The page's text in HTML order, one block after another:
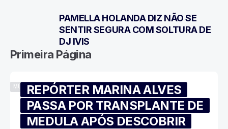
PAMELLA HOLANDA DIZ NÃO SE
SENTIR SEGURA COM SOLTURA DE
DJ IVIS
Primeira Página
MÚSICAREPÓRTER MARINA ALVES
PASSA POR TRANSPLANTE DE
MEDULA APÓS DESCOBRIR